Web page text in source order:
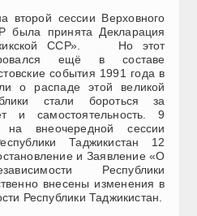
второй сессии Верховного
была принята Декларация
ССР». Но этот
ещё в составе
события 1991 года в
о распаде этой великой
стали бороться за
и самостоятельность. 9
внеочередной сессии
Таджикистан 12
и Заявление «О
Республики
внесены изменения в
Республики Таджикистан.